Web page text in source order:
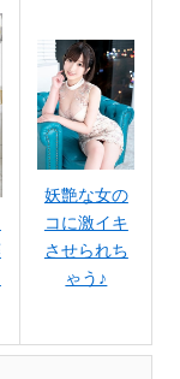
妖艶な女の
コに激イキ
させられち
ゃう♪